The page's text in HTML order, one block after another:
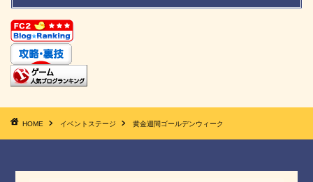
HOME イベントステージ 黄金週間ゴールデンウィーク